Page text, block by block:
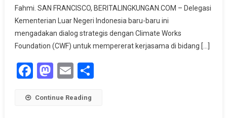
Dukung
Inisiatif
Hijau
Indonesia
Fahmi. SAN FRANCISCO, BERITALINGKUNGAN.COM – Delegasi
Kementerian Luar Negeri Indonesia baru-baru ini
mengadakan dialog strategis dengan Climate Works
Foundation (CWF) untuk mempererat kerjasama di bidang […]
Facebook
Mastodon
EmailShare
Continue Reading